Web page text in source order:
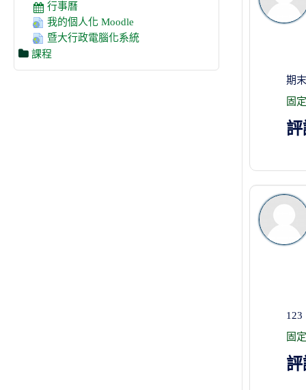
期
固
123
固
行事曆
我的個人化 Moodle
暨大行政電腦化系統
課程